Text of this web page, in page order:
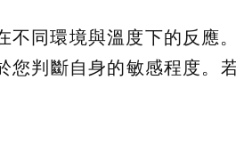
同環境與溫度下的反應
判斷自身的敏感程度。